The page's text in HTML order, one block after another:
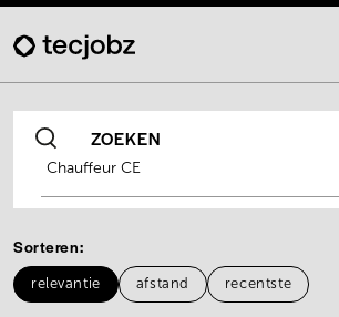
Skip
main
ZOEKEN
Sorteren
relevantie afstand recentste